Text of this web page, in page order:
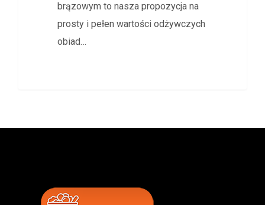
brązowym to nasza propozycja na
prosty i pełen wartości odżywczych
obiad…